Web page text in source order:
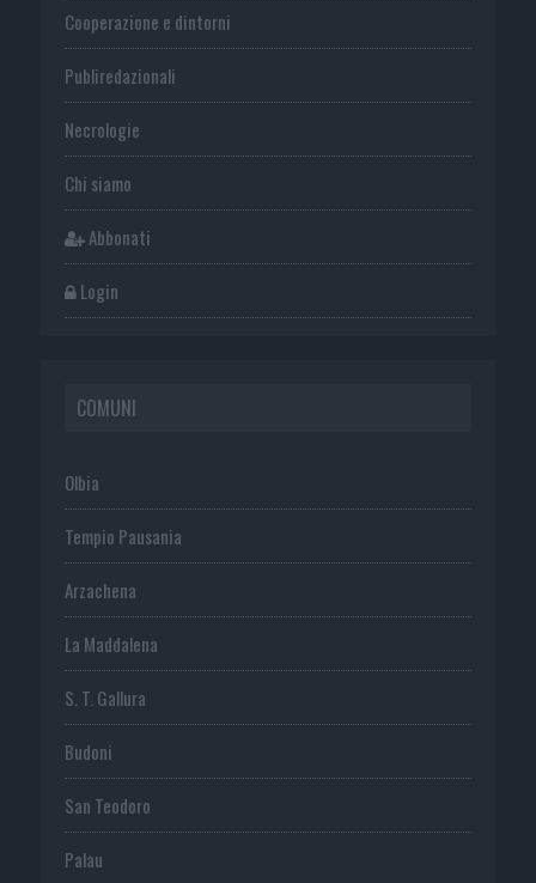
Cooperazione e dintorni
Publiredazionali
Necrologie
Chi siamo
Abbonati
Login
COMUNI
Olbia
Tempio Pausania
Arzachena
La Maddalena
S. T. Gallura
Budoni
San Teodoro
Palau